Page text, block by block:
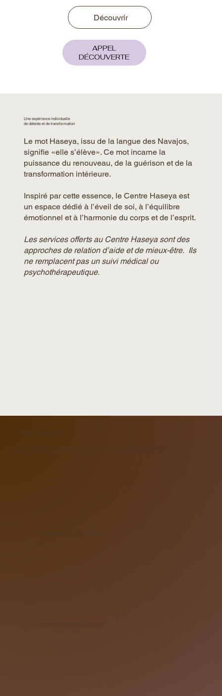
Découvrir
APPEL
DÉCOUVERTE
Une expérience individuelle
de détente et de transformation
Le mot Haseya, issu de la langue des Navajos,
signifie «elle s’élève». Ce mot incarne la
puissance du renouveau, de la guérison et de la
transformation intérieure.
Inspiré par cette essence, le Centre Haseya est
un espace dédié à l’éveil de soi, à l’équilibre
émotionnel et à l’harmonie du corps et de l’esprit.
Les services offerts au Centre Haseya sont des
approches de relation d’aide et de mieux-être. Ils
ne remplacent pas un suivi médical ou
psychothérapeutique.
Les bénéfices d'une pause
Au Centre Haseya, nous combinons des approches ancestrales et des approches modernes issues des